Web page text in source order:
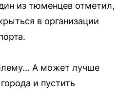
из тюменцев отметил,
в организации
А может лучше
и пустить